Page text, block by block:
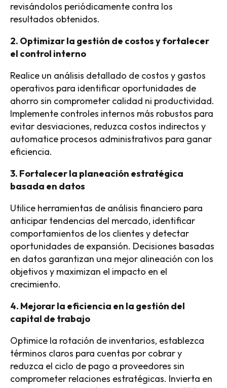
revisándolos periódicamente contra los
resultados obtenidos.
2. Optimizar la gestión de costos y fortalecer
el control interno
Realice un análisis detallado de costos y gastos
operativos para identificar oportunidades de
ahorro sin comprometer calidad ni productividad.
Implemente controles internos más robustos para
evitar desviaciones, reduzca costos indirectos y
automatice procesos administrativos para ganar
eficiencia.
3. Fortalecer la planeación estratégica
basada en datos
Utilice herramientas de análisis financiero para
anticipar tendencias del mercado, identificar
comportamientos de los clientes y detectar
oportunidades de expansión. Decisiones basadas
en datos garantizan una mejor alineación con los
objetivos y maximizan el impacto en el
crecimiento.
4. Mejorar la eficiencia en la gestión del
capital de trabajo
Optimice la rotación de inventarios, establezca
términos claros para cuentas por cobrar y
reduzca el ciclo de pago a proveedores sin
comprometer relaciones estratégicas. Invierta en